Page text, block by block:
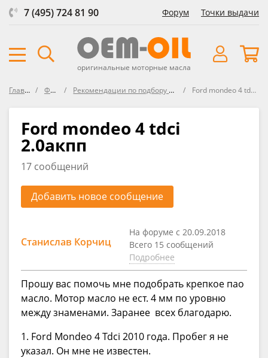
7 (495) 724 81 90 Форум Точки выдачи
оригинальные моторные масла
Главная Форум Рекомендации по подбору масла в FORD Ford mondeo 4 tdci 2.0акпп
Ford mondeo 4 tdci
2.0акпп
17 сообщений
Добавить новое сообщение
Станислав Корчиц
На форуме с 20.09.2018
Всего 15 сообщений
Подробнее
Прошу вас помочь мне подобрать крепкое пао
масло. Мотор масло не ест. 4 мм по уровню
между знаменами. Заранее всех благодарю.
1. Ford Mondeo 4 Tdci 2010 года. Пробег я не
указал. Он мне не известен.